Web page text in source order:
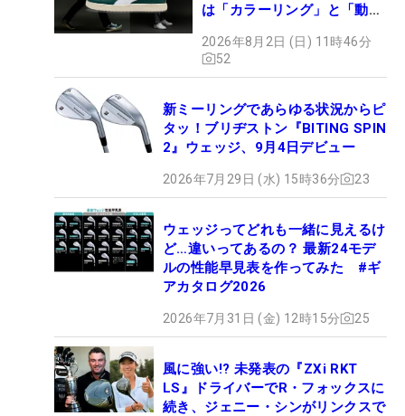
は「カラーリング」と「動き
2026年8月2日 (日) 11時46分
52
新ミーリングであらゆる状況からピ
タッ！ブリヂストン『BITING SPIN
2』ウェッジ、9月4日デビュー
2026年7月29日 (水) 15時36分 23
ウェッジってどれも一緒に見えるけ
ど…違いってあるの？ 最新24モデ
ルの性能早見表を作ってみた #ギ
アカタログ2026
2026年7月31日 (金) 12時15分 25
風に強い!? 未発表の『ZXi RKT
LS』ドライバーでR・フォックスに
続き、ジェニー・シンがリンクスで